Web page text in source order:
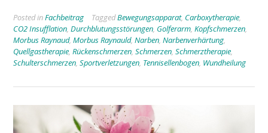
Posted inFachbeitrag TaggedBewegungsapparat, Carboxytherapie,
CO2 Insufflation, Durchblutungsstörungen, Golferarm, Kopfschmerzen,
Morbus Raynaud, Morbus Raynauld, Narben, Narbenverhärtung,
Quellgastherapie, Rückenschmerzen, Schmerzen, Schmerztherapie,
Schulterschmerzen, Sportverletzungen, Tennisellenbogen, Wundheilung